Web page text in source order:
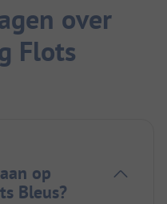
over
Flots
op
Bleus?